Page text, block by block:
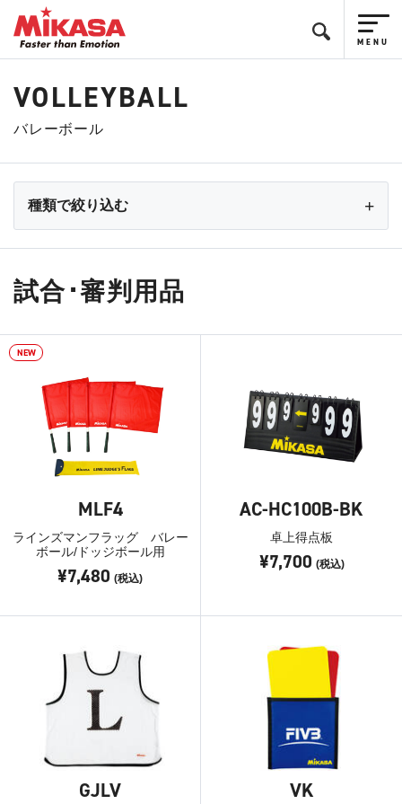
VOLLEYBALL
バレーボール
試合･審判用品
NEW
MLF4
ラインズマンフラッグ バレー
ボール/ドッジボール用
¥7,480 (税込)
AC-HC100B-BK
卓上得点板
¥7,700 (税込)
GJLV VK
種類で絞り込む